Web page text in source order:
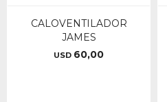
CALOVENTILADOR
JAMES
USD 60,00